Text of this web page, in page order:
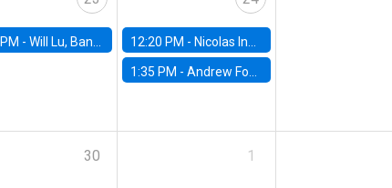
- Will Lu, Banco Central de Chile 12:20 PM - Nicolas Inostroza, Rotman School of Management, University of Toronto
1:35 PM -Andrew Foster, Brown University
30 1